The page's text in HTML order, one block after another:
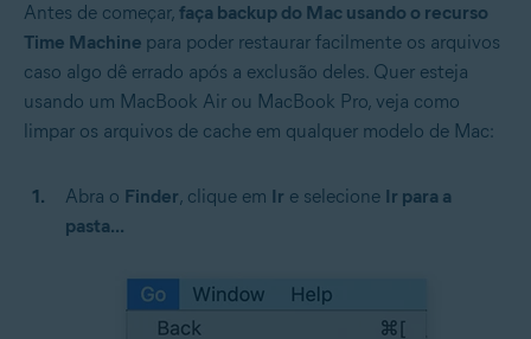
Antes de começar, faça backup do Mac usando o recurso
Time Machine para poder restaurar facilmente os arquivos
caso algo dê errado após a exclusão deles. Quer esteja
usando um MacBook Air ou MacBook Pro, veja como
limpar os arquivos de cache em qualquer modelo de Mac:
Abra o Finder, clique em Ir e selecione Ir para a
pasta...